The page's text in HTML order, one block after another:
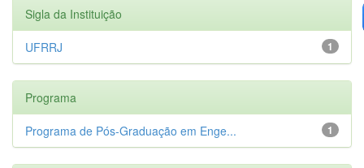
Sigla da Instituição
1
UFRRJ
Programa
1
Programa de Pós-Graduação em Enge...